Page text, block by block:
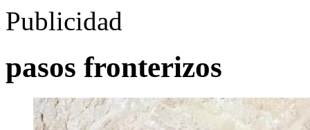
Publicidad
pasos fronterizos